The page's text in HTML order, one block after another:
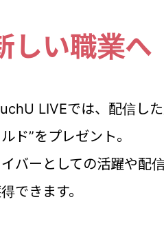
しい職業へ
LIVEでは、配信し
ド”をプレゼント。
バーとしての活躍や配
できます。